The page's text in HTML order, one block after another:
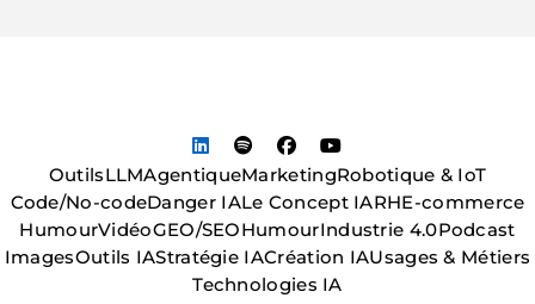
OutilsLLMAgentiqueMarketingRobotique & IoT
Code/No-codeDanger IALe Concept IARHE-commerce
HumourVidéoGEO/SEOHumourIndustrie 4.0Podcast
ImagesOutils IAStratégie IACréation IAUsages & Métiers
Technologies IA